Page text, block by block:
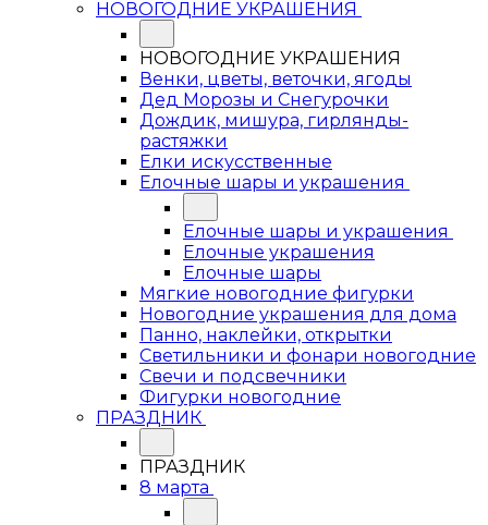
НОВОГОДНИЕ УКРАШЕНИЯ
НОВОГОДНИЕ УКРАШЕНИЯ
Венки, цветы, веточки, ягоды
Дед Морозы и Снегурочки
Дождик, мишура, гирлянды-
растяжки
Елки искусственные
Елочные шары и украшения
Елочные шары и украшения
Елочные украшения
Елочные шары
Мягкие новогодние фигурки
Новогодние украшения для дома
Панно, наклейки, открытки
Светильники и фонари новогодние
Свечи и подсвечники
Фигурки новогодние
ПРАЗДНИК
ПРАЗДНИК
8 марта